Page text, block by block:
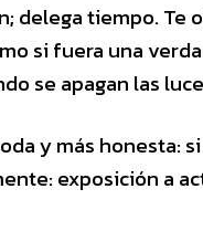
delega tiempo. Te
si fuera una
se apagan las
y más honesta:
exposición a